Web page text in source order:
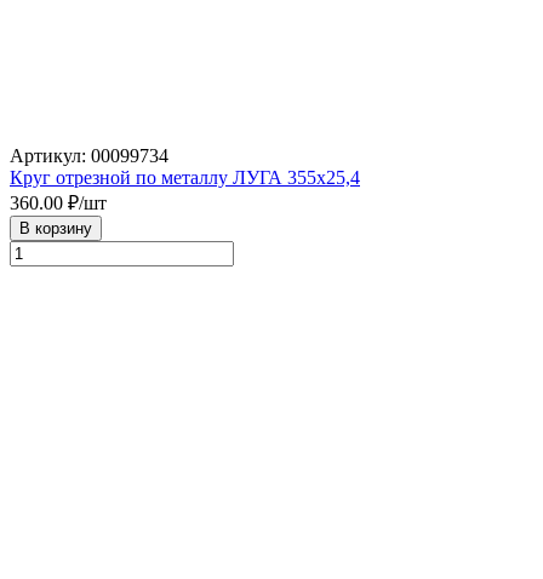
Артикул: 00099734
Круг отрезной по металлу ЛУГА 355х25,4
360.00 ₽/шт
В корзину